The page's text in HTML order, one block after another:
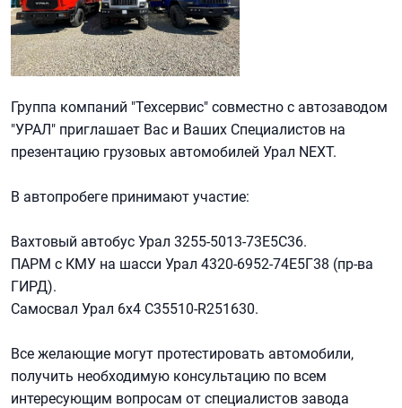
Группа компаний "Техсервис" совместно с автозаводом
"УРАЛ" приглашает Вас и Ваших Специалистов на
презентацию грузовых автомобилей Урал NEXT.
В автопробеге принимают участие:
Вахтовый автобус Урал 3255-5013-73Е5C36.
ПАРМ с КМУ на шасси Урал 4320-6952-74Е5Г38 (пр-ва
ГИРД).
Самосвал Урал 6х4 С35510-R251630.
Все желающие могут протестировать автомобили,
получить необходимую консультацию по всем
интересующим вопросам от специалистов завода